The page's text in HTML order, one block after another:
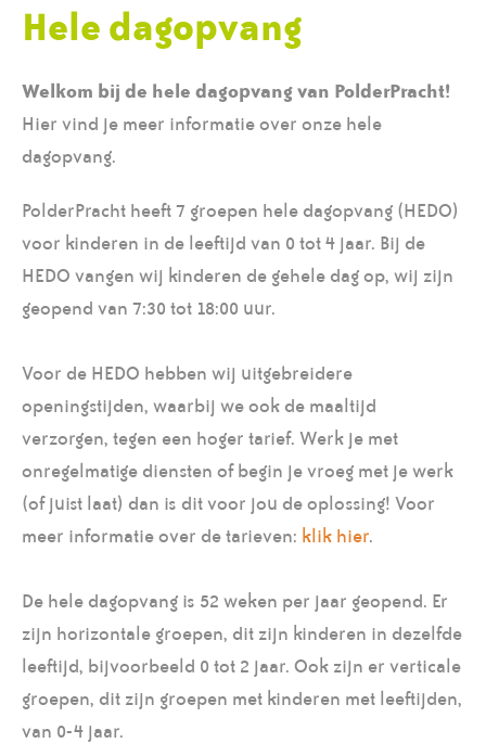
Hele dagopvang
Welkom bij de hele dagopvang van PolderPracht!
Hier vind je meer informatie over onze hele
dagopvang.
PolderPracht heeft 7 groepen hele dagopvang (HEDO)
voor kinderen in de leeftijd van 0 tot 4 jaar. Bij de
HEDO vangen wij kinderen de gehele dag op, wij zijn
geopend van 7:30 tot 18:00 uur.
Voor de HEDO hebben wij uitgebreidere
openingstijden, waarbij we ook de maaltijd
verzorgen, tegen een hoger tarief. Werk je met
onregelmatige diensten of begin je vroeg met je werk
(of juist laat) dan is dit voor jou de oplossing! Voor
meer informatie over de tarieven: klik hier.
De hele dagopvang is 52 weken per jaar geopend. Er
zijn horizontale groepen, dit zijn kinderen in dezelfde
leeftijd, bijvoorbeeld 0 tot 2 jaar. Ook zijn er verticale
groepen, dit zijn groepen met kinderen met leeftijden,
van 0-4 jaar.